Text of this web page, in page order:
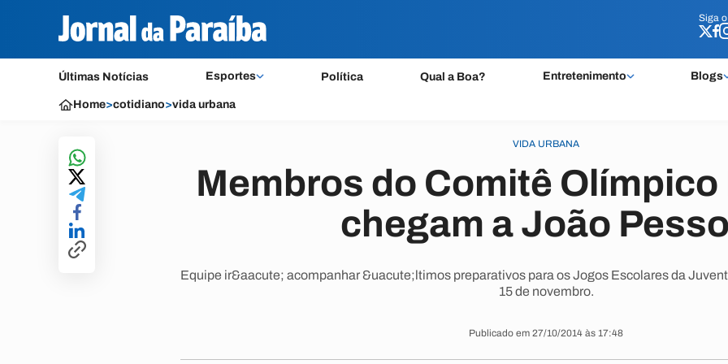
Siga o
Últimas Notícias Esportes Política Qual a Boa? Entretenimento Blogs
Siga o
Home>cotidiano>vida urbana
VIDA URBANA
Membros do Comitê
chegam a João
Equipe ir&aacute; acompanhar &uacute;ltimos preparativos para os Jogos Escolares da
15 de novembro.
Publicado em 27/10/2014 às 17:48